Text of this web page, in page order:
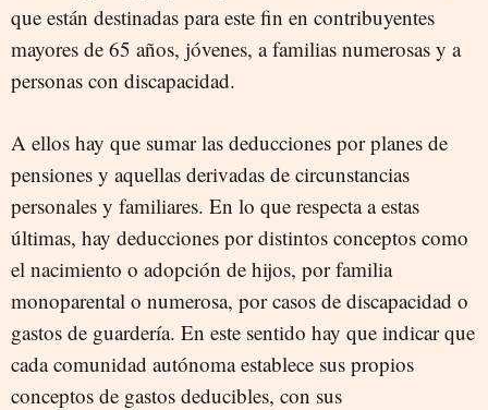
que están destinadas para este fin en contribuyentes
mayores de 65 años, jóvenes, a familias numerosas y a
personas con discapacidad.
A ellos hay que sumar las deducciones por planes de
pensiones y aquellas derivadas de circunstancias
personales y familiares. En lo que respecta a estas
últimas, hay deducciones por distintos conceptos como
el nacimiento o adopción de hijos, por familia
monoparental o numerosa, por casos de discapacidad o
gastos de guardería. En este sentido hay que indicar que
cada comunidad autónoma establece sus propios
conceptos de gastos deducibles, con sus